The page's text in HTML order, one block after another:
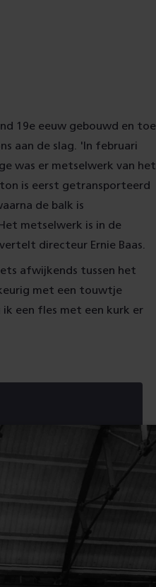
19e eeuw gebouwd en toe
aan de slag. 'In februari
was er metselwerk van het
is eerst getransporteerd
de balk is
metselwerk is in de
directeur Ernie Baas.
afwijkends tussen het
met een touwtje
een fles met een kurk er